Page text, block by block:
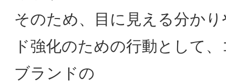
【会員限定】2026年7月7日第3回東阪合
同研究会「歌舞伎・歌舞伎座のブランド
戦略_５つのテーマで考察」
【会員限定】2026年6月3日 第2回東阪